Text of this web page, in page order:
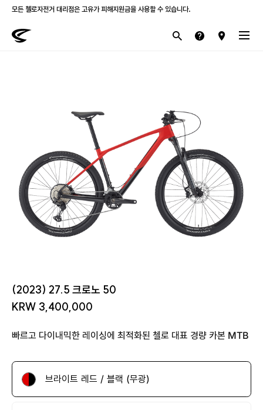
모든 첼로자전거 대리점은 고유가 피해지원금을 사용할 수 있습니다.
첼로 전 제품 삼성카드 / KB국민카드 12개월 무이자 할부 행사를 진행하고 있습니다.
(2023) 27.5 크로노 50
KRW 3,400,000
빠르고 다이내믹한 레이싱에 최적화된 첼로 대표 경량 카본 MTB
브라이트 레드 / 블랙 (무광)